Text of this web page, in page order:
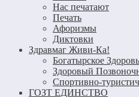
Нас печатают
Печать
Афоризмы
Диктовки
Здравмаг Живи-Ка!
Богатырское
Здоровый
Спортивно-
ГОЗТ ЕДИНСТВО